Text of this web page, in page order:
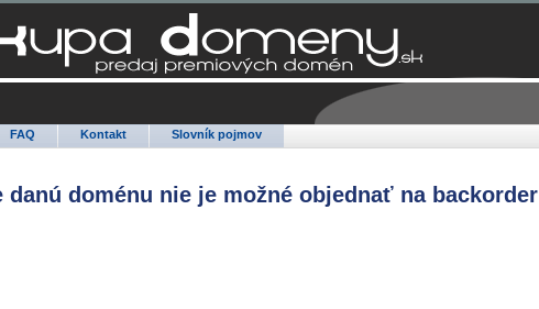
FAQ Kontakt Slovník pojmov
danú doménu nie je možné objednať na backorder